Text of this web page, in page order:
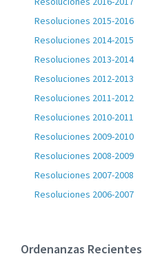
Resoluciones 2015-2016
Resoluciones 2014-2015
Resoluciones 2013-2014
Resoluciones 2012-2013
Resoluciones 2011-2012
Resoluciones 2010-2011
Resoluciones 2009-2010
Resoluciones 2008-2009
Resoluciones 2007-2008
Resoluciones 2006-2007
Ordenanzas Recientes